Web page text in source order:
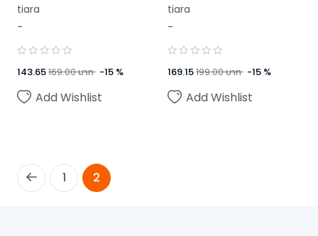
tiara
-
143.65169.00บาท -15 %
Add Wishlist
tiara
-
169.15199.00บาท -15 %
Add Wishlist
1 2